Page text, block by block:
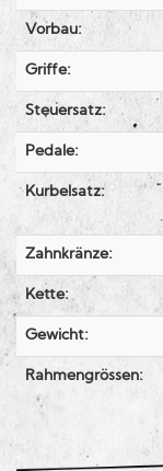
Vorbau:
Griffe:
Steuersatz:
Pedale:
Kurbelsatz:
Zahnkränze:
Kette:
Gewicht:
Rahmengrössen: